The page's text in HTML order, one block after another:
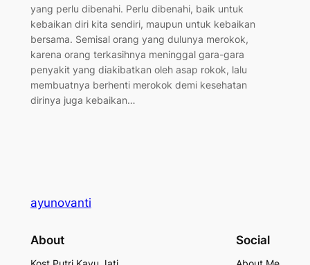
yang perlu dibenahi. Perlu dibenahi, baik untuk
kebaikan diri kita sendiri, maupun untuk kebaikan
bersama. Semisal orang yang dulunya merokok,
karena orang terkasihnya meninggal gara-gara
penyakit yang diakibatkan oleh asap rokok, lalu
membuatnya berhenti merokok demi kesehatan
dirinya juga kebaikan…
ayunovanti
About Social